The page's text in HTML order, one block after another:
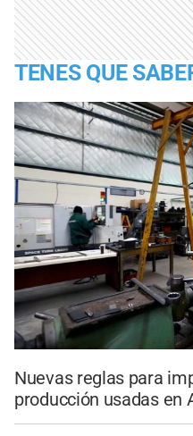
TENES QUE
Nuevas reglas para
producción usadas en